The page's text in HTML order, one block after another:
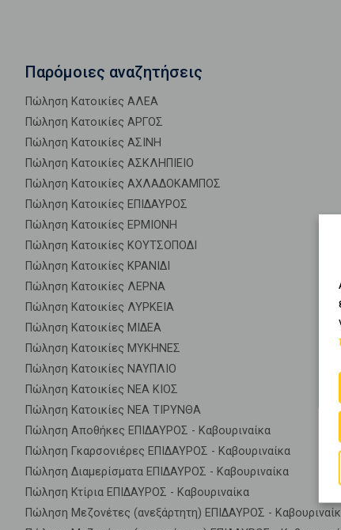
Παρόμοιες αναζητήσεις
Πώληση Κατοικίες ΑΛΕΑ
Πώληση Κατοικίες ΑΡΓΟΣ
Πώληση Κατοικίες ΑΣΙΝΗ
Πώληση Κατοικίες ΑΣΚΛΗΠΙΕΙΟ
Πώληση Κατοικίες ΑΧΛΑΔΟΚΑΜΠΟΣ
Πώληση Κατοικίες ΕΠΙΔΑΥΡΟΣ
Πώληση Κατοικίες ΕΡΜΙΟΝΗ
Πώληση Κατοικίες ΚΟΥΤΣΟΠΟΔΙ
Πώληση Κατοικίες ΚΡΑΝΙΔΙ
Πώληση Κατοικίες ΛΕΡΝΑ
Πώληση Κατοικίες ΛΥΡΚΕΙΑ
Πώληση Κατοικίες ΜΙΔΕΑ
Πώληση Κατοικίες ΜΥΚΗΝΕΣ
Πώληση Κατοικίες ΝΑΥΠΛΙΟ
Πώληση Κατοικίες ΝΕΑ ΚΙΟΣ
Πώληση Κατοικίες ΝΕΑ ΤΙΡΥΝΘΑ
Πώληση Αποθήκες ΕΠΙΔΑΥΡΟΣ - Καβουριναίκα
Πώληση Γκαρσονιέρες ΕΠΙΔΑΥΡΟΣ - Καβουριναίκα
Πώληση Διαμερίσματα ΕΠΙΔΑΥΡΟΣ - Καβουριναίκα
Πώληση Κτίρια ΕΠΙΔΑΥΡΟΣ - Καβουριναίκα
Πώληση Μεζονέτες (ανεξάρτητη) ΕΠΙΔΑΥΡΟΣ -